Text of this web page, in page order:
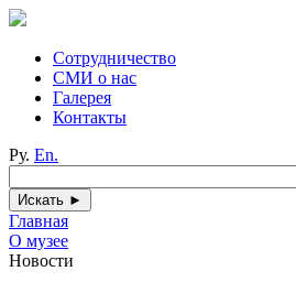
Сотрудничество
СМИ о нас
Галерея
Контакты
Ру. En.
Главная
О музее
Новости